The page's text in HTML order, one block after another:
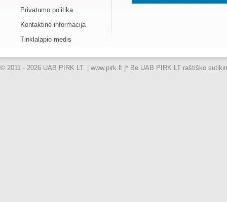
Privatumo politika
Kontaktinė informacija
Tinklalapio medis
© 2011 - 2026 UAB PIRK LT. | www.pirk.lt | * Be UAB PIRK LT raštiško